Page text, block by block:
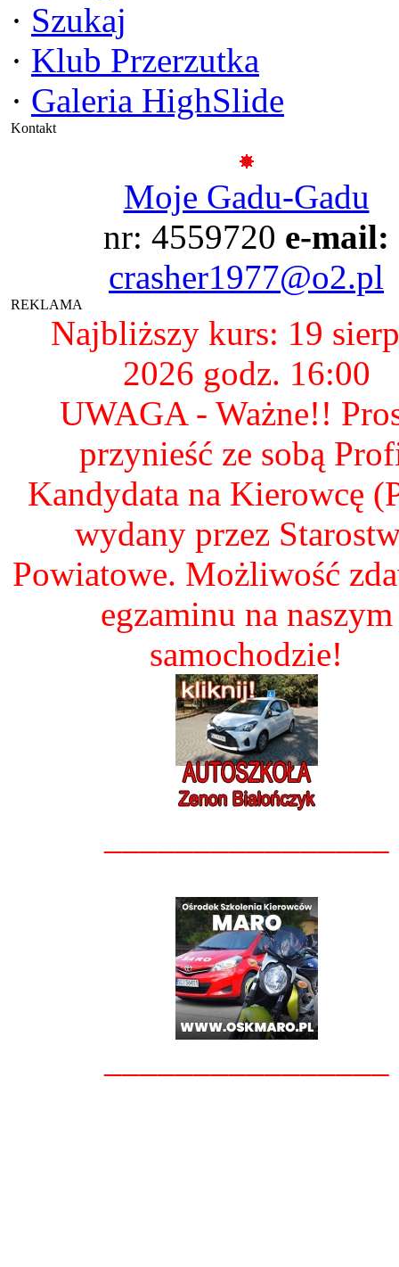
· Szukaj
· Klub Przerzutka
· Galeria HighSlide
Kontakt
Moje Gadu-Gadu
nr: 4559720 e-mail:
crasher1977@o2.pl
REKLAMA
Najbliższy kurs: 19
2026 godz. 16:00
UWAGA - Ważne!!
przynieść ze sobą
Kandydata na Kierowcę
wydany przez
Powiatowe. Możliwość
egzaminu na naszym
samochodzie!